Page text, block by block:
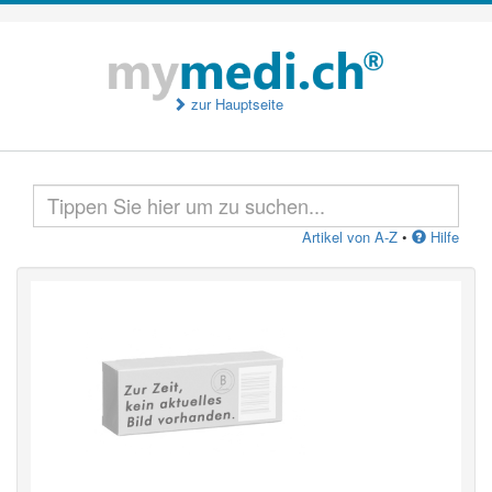
zur Hauptseite
Artikel von A-Z • Hilfe